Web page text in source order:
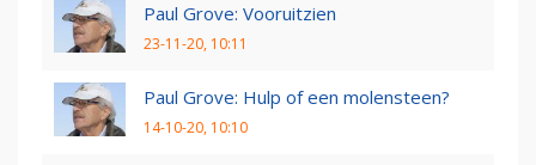
Paul Grove: Vooruitzien
23-11-20, 10:11
Paul Grove: Hulp of een molensteen?
14-10-20, 10:10